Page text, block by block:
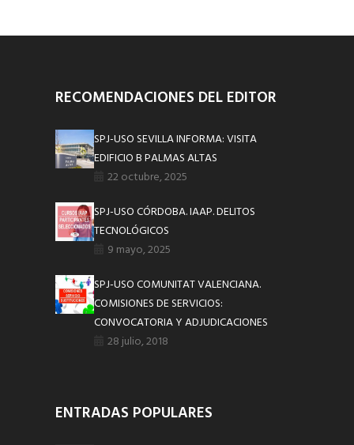
RECOMENDACIONES DEL EDITOR
SPJ-USO SEVILLA INFORMA: VISITA
EDIFICIO B PALMAS ALTAS
22 octubre, 2025
SPJ-USO CÓRDOBA. IAAP. DELITOS
TECNOLÓGICOS
9 mayo, 2025
SPJ-USO COMUNITAT VALENCIANA.
COMISIONES DE SERVICIOS:
CONVOCATORIA Y ADJUDICACIONES
28 julio, 2018
ENTRADAS POPULARES